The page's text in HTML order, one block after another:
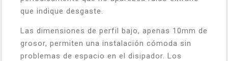
que indique desgaste.
Las dimensiones de perfil bajo, apenas 10mm de
grosor, permiten una instalación cómoda sin
problemas de espacio en el disipador. Los